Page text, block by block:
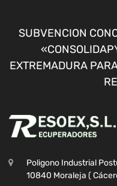
SUBVENCION
EXTREMADURA
Poligono Industrial
10840 Moraleja (